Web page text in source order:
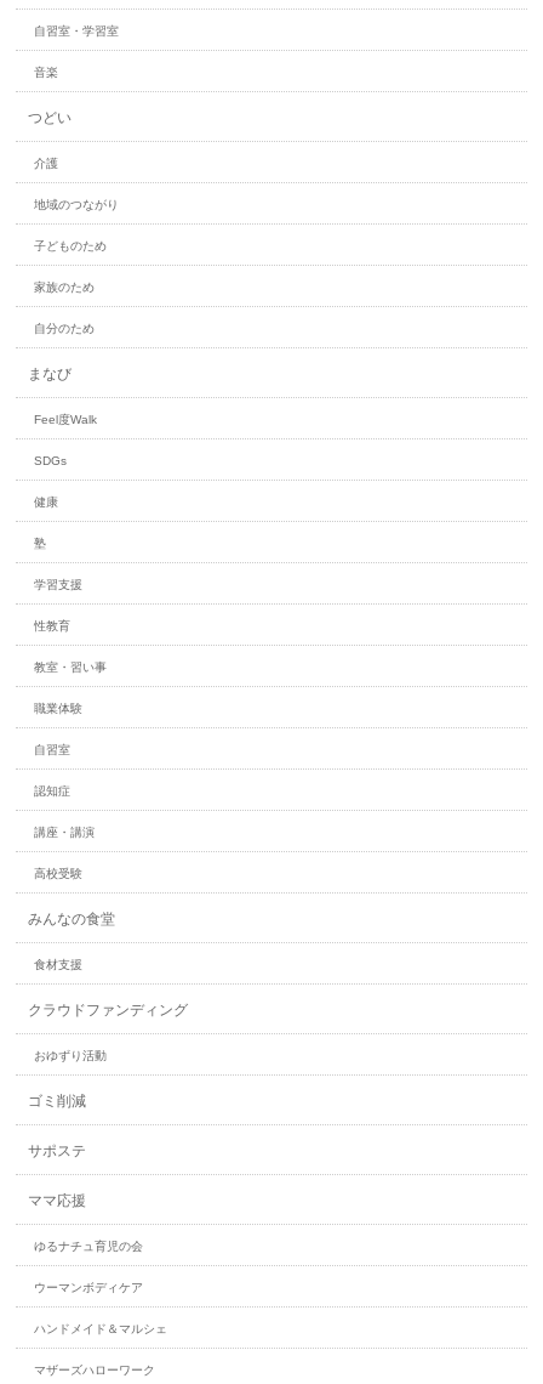
自習室・学習室
音楽
つどい
介護
地域のつながり
子どものため
家族のため
自分のため
まなび
Feel度Walk
SDGs
健康
塾
学習支援
性教育
教室・習い事
職業体験
自習室
認知症
講座・講演
高校受験
みんなの食堂
食材支援
クラウドファンディング
おゆずり活動
ゴミ削減
サポステ
ママ応援
ゆるナチュ育児の会
ウーマンボディケア
ハンドメイド＆マルシェ
マザーズハローワーク